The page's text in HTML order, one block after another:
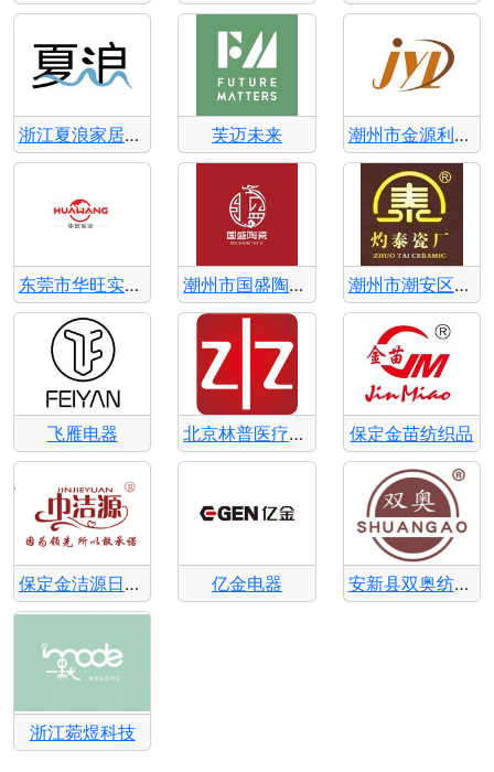
浙江夏浪家居用品有限公司 芙迈未来 潮州市金源利陶瓷有限公司
东莞市华旺实业有限公司 潮州市国盛陶瓷厂 潮州市潮安区灼泰瓷厂
飞雁电器 北京林普医疗用品 保定金苗纺织品
保定金洁源日用品制造 亿金电器 安新县双奥纺织品
浙江菀煜科技